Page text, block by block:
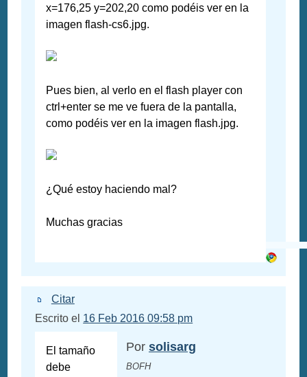
x=176,25 y=202,20 como podéis ver en la
imagen flash-cs6.jpg.
Pues bien, al verlo en el flash player con
ctrl+enter se me ve fuera de la pantalla,
como podéis ver en la imagen flash.jpg.
¿Qué estoy haciendo mal?
Muchas gracias
Citar
Escrito el 16 Feb 2016 09:58 pm
El tamaño
debe
Por solisarg
BOFH